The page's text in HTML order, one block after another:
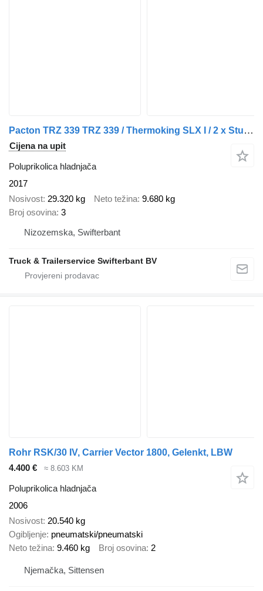
Pacton TRZ 339 TRZ 339 / Thermoking SLX I / 2 x Stuuras 1 x Liftas
Cijena na upit
Poluprikolica hladnjača
2017
Nosivost 29.320 kg Neto težina 9.680 kg
Broj osovina 3
Nizozemska, Swifterbant
Truck & Trailerservice Swifterbant BV
Rohr RSK/30 IV, Carrier Vector 1800, Gelenkt, LBW
4.400 €
≈ 8.603 KM
Poluprikolica hladnjača
2006
Nosivost 20.540 kg
Ogibljenje pneumatski/pneumatski
Neto težina 9.460 kg Broj osovina 2
Njemačka, Sittensen